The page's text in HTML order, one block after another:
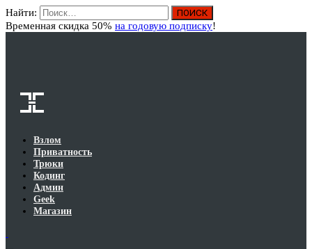
Найти:
Временная скидка 50% на годовую подписку!
Взлом
Приватность
Трюки
Кодинг
Админ
Geek
Магазин